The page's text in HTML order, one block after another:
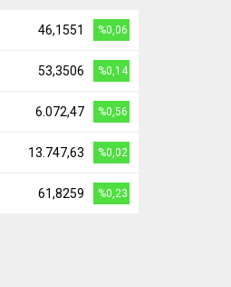
46,1551 %0,06
53,3506 %0,14
6.072,47 %0,56
13.747,63 %0,02
61,8259 %0,23